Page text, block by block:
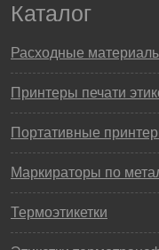
Каталог
Расходные
Принтеры печати
Портативные
Маркираторы по
Термоэтикетки